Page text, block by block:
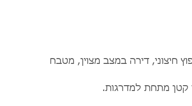
חיצוני, דירה במצב מצוין, מטבח
מתחת למדרגות.